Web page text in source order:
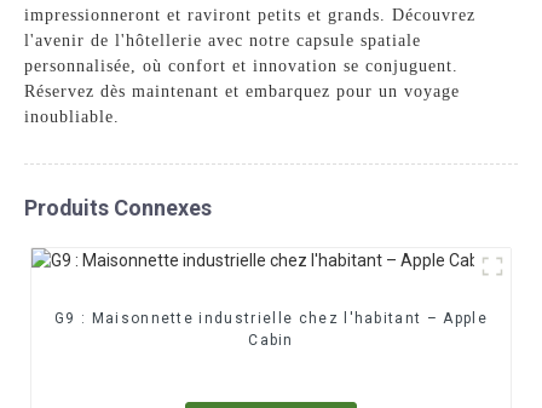
impressionneront et raviront petits et grands. Découvrez
l'avenir de l'hôtellerie avec notre capsule spatiale
personnalisée, où confort et innovation se conjuguent.
Réservez dès maintenant et embarquez pour un voyage
inoubliable.
Produits Connexes
G9 : Maisonnette industrielle chez l'habitant – Apple
Cabin